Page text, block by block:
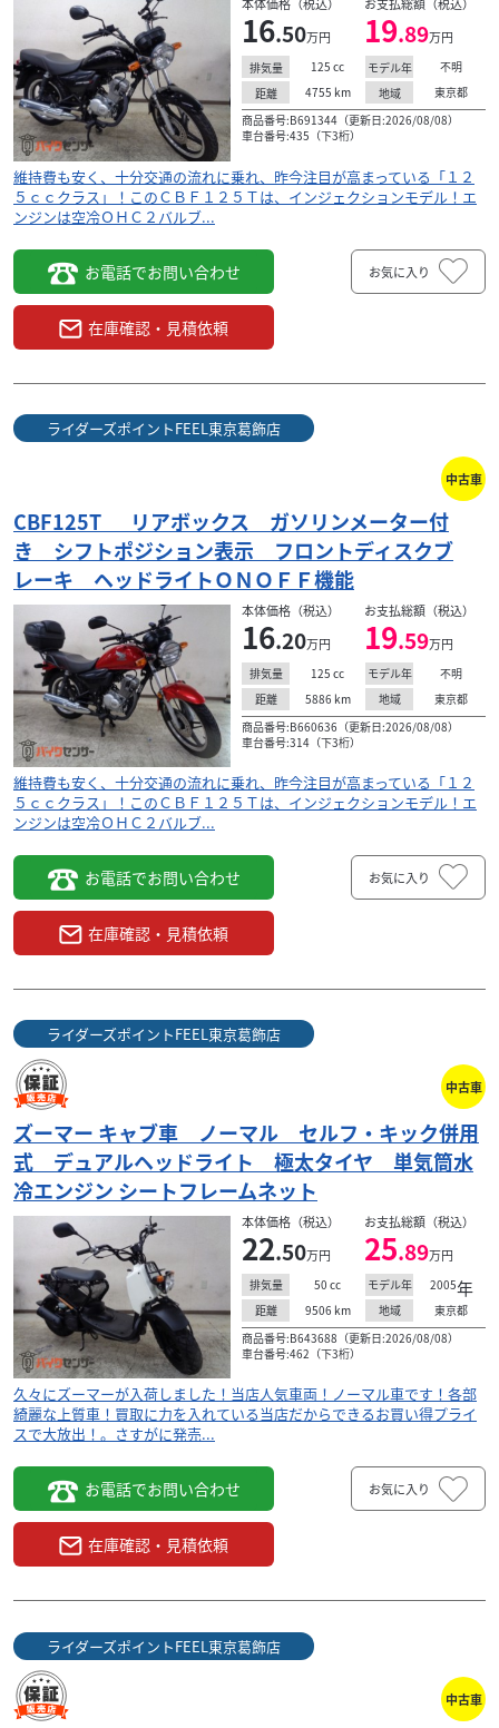
本体価格（税込）
16.50万円
お支払総額（税込）
19.89万円
排気量 125 cc モデル年
不明
距離
4755 km 地域
東京都
商品番号:B691344（更新日:2026/08/08）
車台番号:435（下3桁）
維持費も安く、十分交通の流れに乗れ、昨今注目が高まっている「１２
５ｃｃクラス」！このＣＢＦ１２５Ｔは、インジェクションモデル！エ
ンジンは空冷ＯＨＣ２バルブ...
お電話でお問い合わせ
在庫確認・見積依頼
お気に入り
ライダーズポイントFEEL東京葛飾店
中古車
CBF125T リアボックス ガソリンメーター付
き シフトポジション表示 フロントディスクブ
レーキ ヘッドライトＯＮＯＦＦ機能
本体価格（税込）
16.20万円
お支払総額（税込）
19.59万円
排気量 125 cc モデル年
不明
距離
5886 km 地域
東京都
商品番号:B660636（更新日:2026/08/08）
車台番号:314（下3桁）
維持費も安く、十分交通の流れに乗れ、昨今注目が高まっている「１２
５ｃｃクラス」！このＣＢＦ１２５Ｔは、インジェクションモデル！エ
ンジンは空冷ＯＨＣ２バルブ...
お電話でお問い合わせ
在庫確認・見積依頼
お気に入り
ライダーズポイントFEEL東京葛飾店
中古車
ズーマー キャブ車 ノーマル セルフ・キック併用
式 デュアルヘッドライト 極太タイヤ 単気筒水
冷エンジン シートフレームネット
本体価格（税込）
22.50万円
お支払総額（税込）
25.89万円
排気量 50 cc モデル年 2005年
距離 9506 km 地域
東京都
商品番号:B643688（更新日:2026/08/08）
車台番号:462（下3桁）
久々にズーマーが入荷しました！当店人気車両！ノーマル車です！各部
綺麗な上質車！買取に力を入れている当店だからできるお買い得プライ
スで大放出！。さすがに発売...
お電話でお問い合わせ
在庫確認・見積依頼
お気に入り
ライダーズポイントFEEL東京葛飾店
中古車